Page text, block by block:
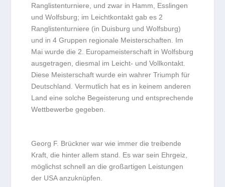
Ranglistenturniere, und zwar in Hamm, Esslingen
und Wolfsburg; im Leichtkontakt gab es 2
Ranglistenturniere (in Duisburg und Wolfsburg)
und in 4 Gruppen regionale Meisterschaften. Im
Mai wurde die 2. Europameisterschaft in Wolfsburg
ausgetragen, diesmal im Leicht- und Vollkontakt.
Diese Meisterschaft wurde ein wahrer Triumph für
Deutschland. Vermutlich hat es in keinem anderen
Land eine solche Begeisterung und entsprechende
Wettbewerbe gegeben.
Georg F. Brückner war wie immer die treibende
Kraft, die hinter allem stand. Es war sein Ehrgeiz,
möglichst schnell an die großartigen Leistungen
der USA anzuknüpfen.